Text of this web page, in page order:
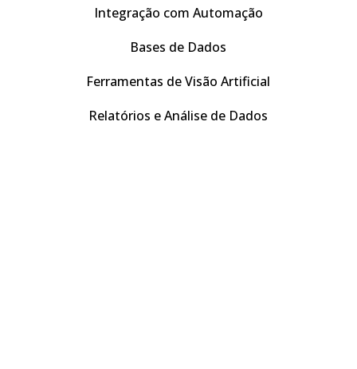
Integração com Automação
Bases de Dados
Ferramentas de Visão Artificial
Relatórios e Análise de Dados